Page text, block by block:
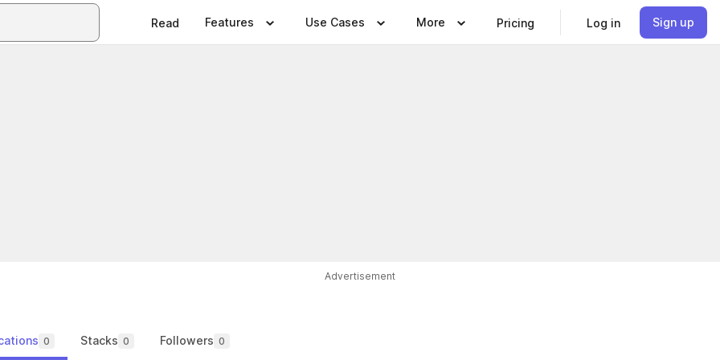
Read Features Use Cases More Pricing Log in Sign up
Advertisement
0 Stacks 0 Followers 0